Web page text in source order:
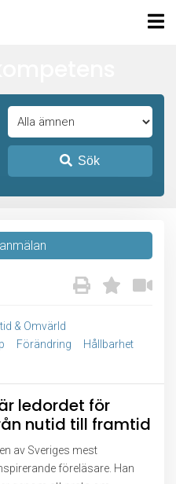
Sök
& Omvärld
Förändring
Hållbarhet
ledordet för
nutid till framtid
av Sveriges mest
föreläsare. Han